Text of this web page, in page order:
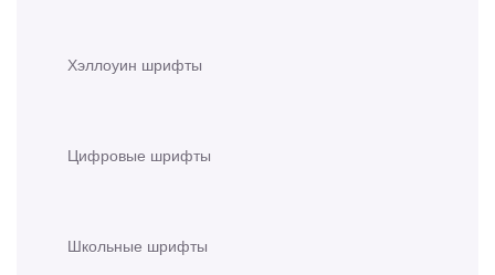
Хэллоуин шрифты
Цифровые шрифты
Школьные шрифты